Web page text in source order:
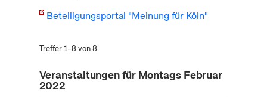
Beteiligungsportal "Meinung für Köln"
Treffer 1–8 von 8
Veranstaltungen für Montags Februar
2022